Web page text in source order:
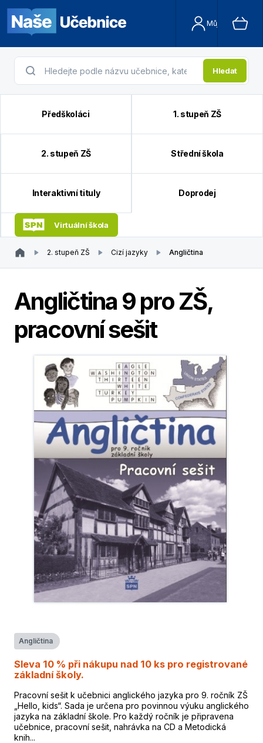
Můj účet
Hledat
Předškoláci 1. stupeň ZŠ
2. stupeň ZŠ Střední škola
Interaktivní tituly Doprodej
Virtuální škola
2. stupeň ZŠ Cizí jazyky Angličtina
Angličtina 9 pro ZŠ,
pracovní sešit
Angličtina
Sleva 10 % při nákupu nad 10 ks pro registrované
základní školy.
Pracovní sešit k učebnici anglického jazyka pro 9. ročník ZŠ
„Hello, kids“. Sada je určena pro povinnou výuku anglického
jazyka na základní škole. Pro každý ročník je připravena
učebnice, pracovní sešit, nahrávka na CD a Metodická
knih...